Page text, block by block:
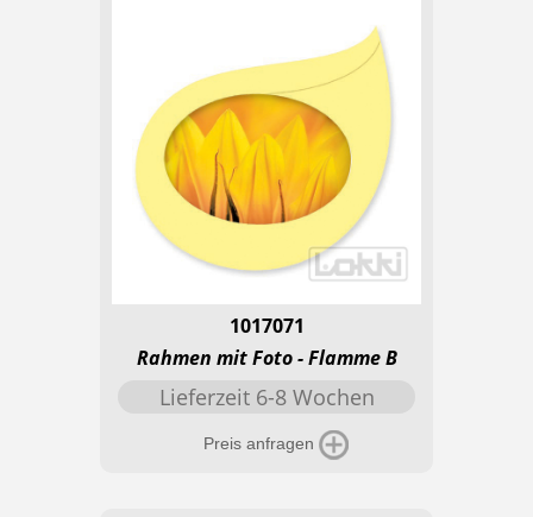
1017071
Rahmen mit Foto - Flamme B
Lieferzeit 6-8 Wochen
Preis anfragen